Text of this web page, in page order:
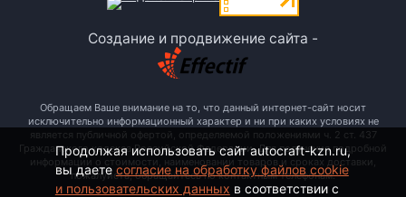
Создание и продвижение сайта -
Обращаем Ваше внимание на то, что данный интернет-сайт носит
исключительно информационный характер и ни при каких условиях не
является публичной офертой, определяемой положениями ч. 2 ст. 437
Гражданского кодекса Российской Федерации. Для получения подробной
информации о стоимости, наименовании товаров и сроках доставки,
пожалуйста, обращайтесь по контактным телефонам.
Продолжая использовать сайт autocraft-kzn.ru,
вы даете согласие на обработку файлов cookie
и пользовательских данных в соответствии с